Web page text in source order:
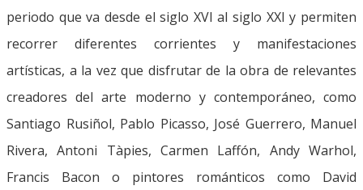
periodo que va desde el siglo XVI al siglo XXI y permiten
recorrer diferentes corrientes y manifestaciones
artísticas, a la vez que disfrutar de la obra de relevantes
creadores del arte moderno y contemporáneo, como
Santiago Rusiñol, Pablo Picasso, José Guerrero, Manuel
Rivera, Antoni Tàpies, Carmen Laffón, Andy Warhol,
Francis Bacon o pintores románticos como David